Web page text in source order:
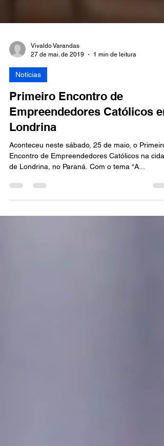
Vivaldo Varandas
27 de mai. de 2019
Notícias
Primeiro Encontro de
Empreendedores Católicos
Londrina
Aconteceu neste sábado, 25 de maio, o Primeiro
de Londrina, no Paraná. Com o tema “A...